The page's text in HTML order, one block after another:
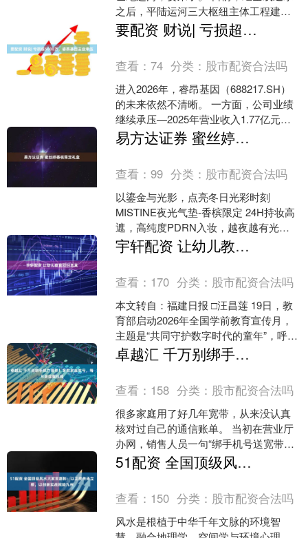
之后，平陆运河三大枢纽主体工程建设
全部完成，离今年9月通航只有一步之
遥。 这条全....
要配资 财说| 亏损超5000万，睿昂基因主业承压
查看：74 分类： 股市配资合法吗
进入2026年，睿昂基因（688217.SH）
的未来依然不清晰。 一方面，公司业绩
继续承压—2025年营业收入1.77亿元，
较2024年下降26.84%；归母净....
易方达证券 蜜丝婷香槟限定礼盒
查看：99 分类： 股市配资合法吗
以鎏金与光影，点亮冬日光彩时刻
MISTINE夜光气垫-香槟限定 24H持妆高
遮，高纯度PDRN入妆，越夜越有光
MISTINE微醺持色双头唇釉-香槟限定 细
闪....
宇轩配资 让幼儿教育回归本真
查看： 170 分类： 股市配资合法吗
本文转自：福建日报 □汪昌莲 19日，教
育部启动2026年全国学前教育宣传月，
主题是“共同守护数字时代的童年”，呼吁
各地幼儿园“以游戏为基本活动”，不能以
伴读、....
卓越汇 千万别绑手机办宽带！多数家庭吃亏，每月多花冤枉钱
查看： 158 分类： 股市配资合法吗
很多家庭用了好几年宽带，从来没认真
核对过自己的通信账单。 当初在营业厅
办网，销售人员一句“绑手机号送宽带，
套餐更划算”，大部分人就直接签字办
理。可长期用下来才发....
51配资 全国顶级风水大家宋惠彬：以正统传承立根，以创新实战赋能九州
查看： 150 分类： 股市配资合法吗
风水是根植于中华千年文脉的环境智